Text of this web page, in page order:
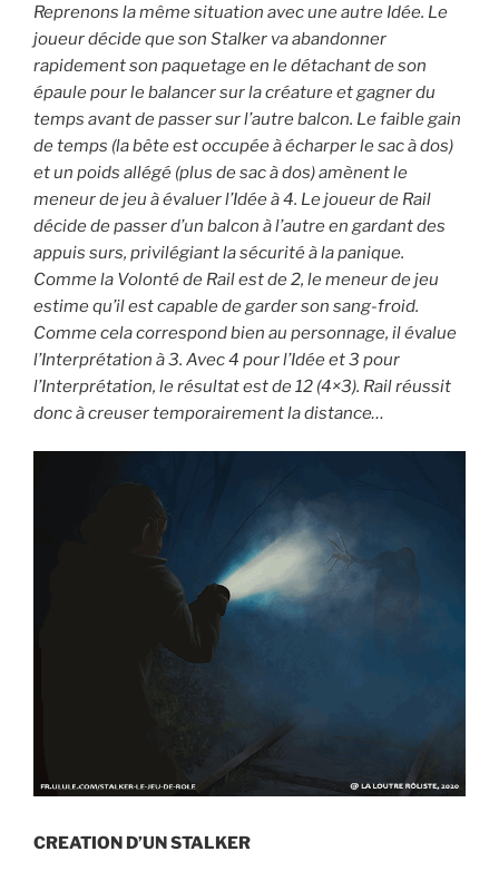
Reprenons la même situation avec une autre Idée. Le
joueur décide que son Stalker va abandonner
rapidement son paquetage en le détachant de son
épaule pour le balancer sur la créature et gagner du
temps avant de passer sur l’autre balcon. Le faible gain
de temps (la bête est occupée à écharper le sac à dos)
et un poids allégé (plus de sac à dos) amènent le
meneur de jeu à évaluer l’Idée à 4. Le joueur de Rail
décide de passer d’un balcon à l’autre en gardant des
appuis surs, privilégiant la sécurité à la panique.
Comme la Volonté de Rail est de 2, le meneur de jeu
estime qu’il est capable de garder son sang-froid.
Comme cela correspond bien au personnage, il évalue
l’Interprétation à 3. Avec 4 pour l’Idée et 3 pour
l’Interprétation, le résultat est de 12 (4×3). Rail réussit
donc à creuser temporairement la distance…
CREATION D’UN STALKER